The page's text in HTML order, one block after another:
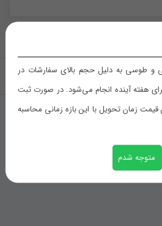
طوسی به دلیل حجم بالای سفارشات در
هفته آینده انجام می‌شود. در صورت ثبت
زمان تحویل با این بازه زمانی محاسبه
متوجه شدم
بازگشت به بالا